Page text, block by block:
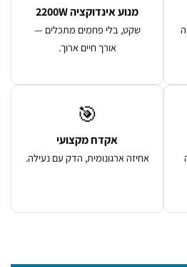
מנוע אינדוקציה 2200W
שקט, בלי פחמים מתכלים —
אורך חיים ארוך.
🎯
אקדח מקצועי
אחיזה ארגונומית, הדק עם נעילה.